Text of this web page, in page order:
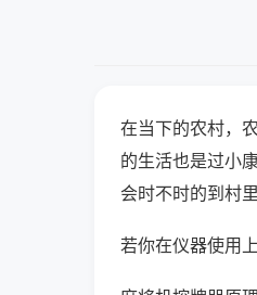
在当下的农村，
的生活也是过小
会时不时的到村
若你在仪器使用